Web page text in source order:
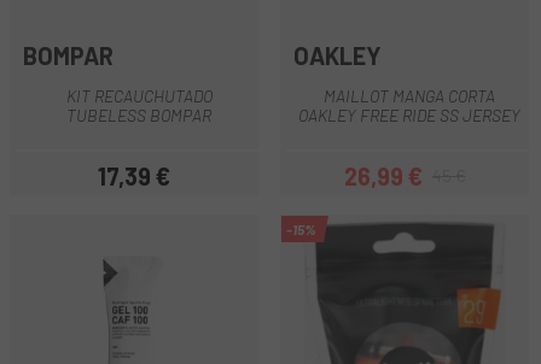
BOMPAR
KIT RECAUCHUTADO
TUBELESS BOMPAR
Precio
17,39 €
OAKLEY
MAILLOT MANGA CORTA
OAKLEY FREE RIDE SS JERSEY
Precio
26,99 €Precio regular
-15%